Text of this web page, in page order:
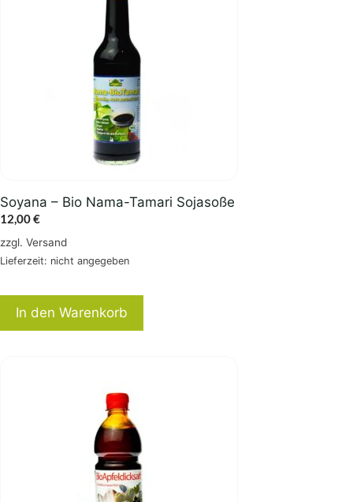
Soyana – Bio Nama-Tamari Sojasoße
12,00€
zzgl. Versand
Lieferzeit: nicht angegeben
In den Warenkorb